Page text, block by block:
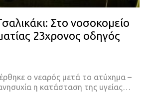
Στο νοσοκομείο
23χρονος οδηγός
ο νεαρός μετά το ατύχημα –
η κατάσταση της υγείας…